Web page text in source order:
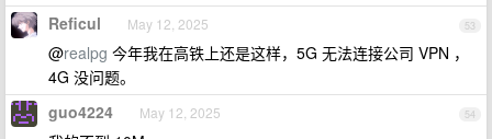
53
Reficul May 12, 2025
@realpg 今年我在高铁上还是这样，5G 无法连接公司 VPN ，
4G 没问题。
54
guo4224 May 12, 2025